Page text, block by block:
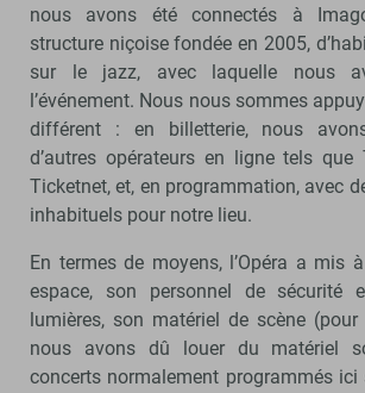
nous avons été connectés à
structure niçoise fondée en 2005,
sur le jazz, avec laquelle nous
l’événement. Nous nous sommes
différent : en billetterie, nous
d’autres opérateurs en ligne tels que
Ticketnet, et, en programmation, avec
inhabituels pour notre lieu.
En termes de moyens, l’Opéra a mis
espace, son personnel de sécurité
lumières, son matériel de scène (pour
nous avons dû louer du matériel
concerts normalement programmés